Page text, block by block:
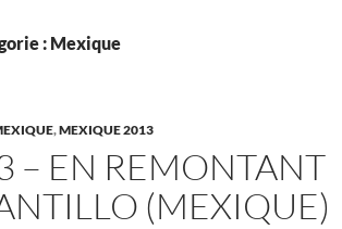
: Mexique
,MEXIQUE 2013
– EN REMONTANT
(MEXIQUE)